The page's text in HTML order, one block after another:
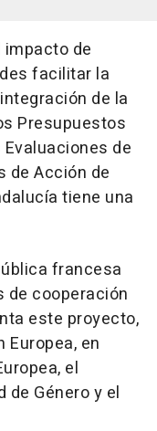
de
facilitar la
de la
Presupuestos
de
de Acción de
tiene una
francesa
de cooperación
este proyecto,
en
el
de Género y el